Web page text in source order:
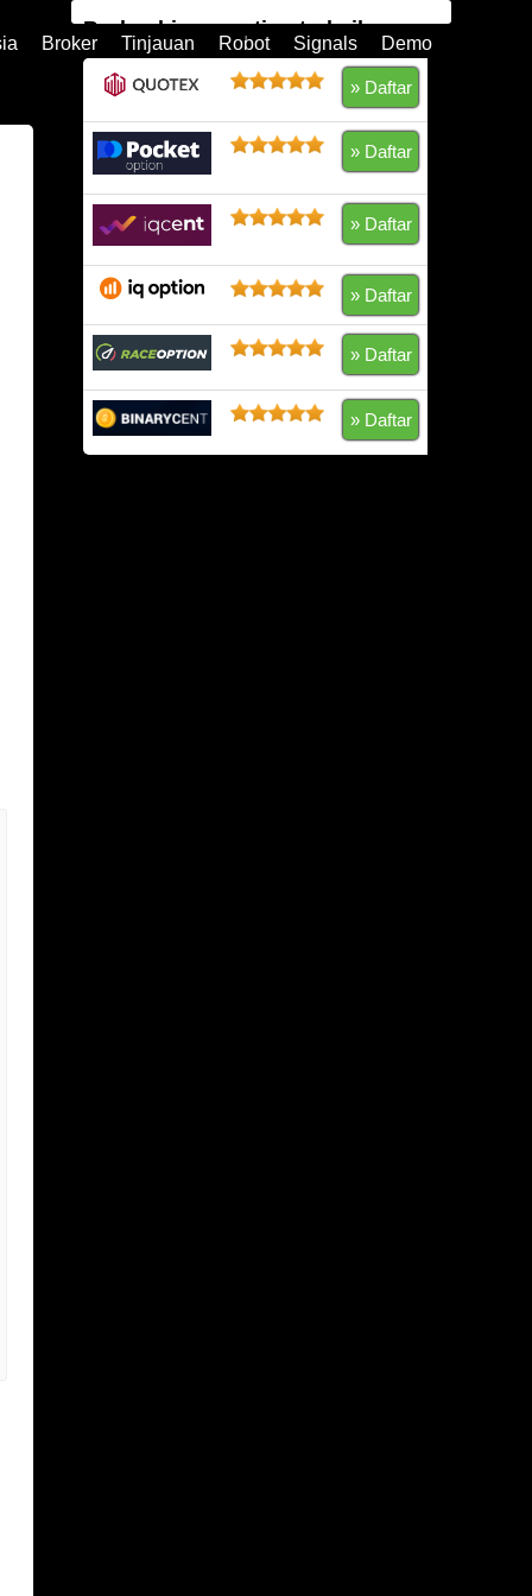
Broker Tinjauan
Quotex
Pocket Option
Raceoption
Olymp Trade
BinaryCent
IQCent
Robot Signals Demo
Broker binary option terbaik
» Daftar
» Daftar
» Daftar
» Daftar
» Daftar
» Daftar